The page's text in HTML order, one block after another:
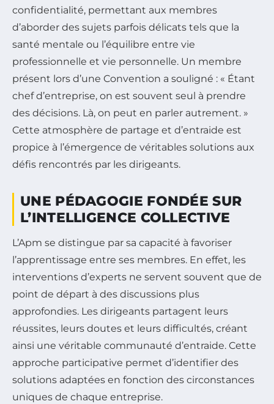
confidentialité, permettant aux membres
d’aborder des sujets parfois délicats tels que la
santé mentale ou l’équilibre entre vie
professionnelle et vie personnelle. Un membre
présent lors d’une Convention a souligné : « Étant
chef d’entreprise, on est souvent seul à prendre
des décisions. Là, on peut en parler autrement. »
Cette atmosphère de partage et d’entraide est
propice à l’émergence de véritables solutions aux
défis rencontrés par les dirigeants.
UNE PÉDAGOGIE FONDÉE SUR
L’INTELLIGENCE COLLECTIVE
L’Apm se distingue par sa capacité à favoriser
l’apprentissage entre ses membres. En effet, les
interventions d’experts ne servent souvent que de
point de départ à des discussions plus
approfondies. Les dirigeants partagent leurs
réussites, leurs doutes et leurs difficultés, créant
ainsi une véritable communauté d’entraide. Cette
approche participative permet d’identifier des
solutions adaptées en fonction des circonstances
uniques de chaque entreprise.